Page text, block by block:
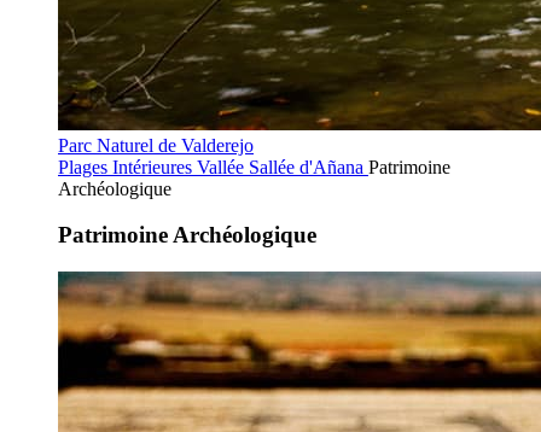
Parc Naturel de Valderejo
Plages Intérieures Vallée Sallée d'Añana Patrimoine
Archéologique
Patrimoine Archéologique